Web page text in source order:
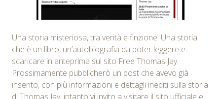
Una storia misteriosa, tra verità e finzione. Una storia
che è un libro, un’autobiografia da poter leggere e
scaricare in anteprima sul sito Free Thomas Jay.
Prossimamente pubblicherò un post che avevo già
inserito, con più informazioni e dettagli inediti sulla storia
di Thomas Jay, intanto vi invito a visitare il sito ufficiale e